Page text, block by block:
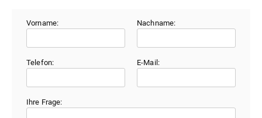
Vorname: Nachname:
Telefon: E-Mail:
Ihre Frage: